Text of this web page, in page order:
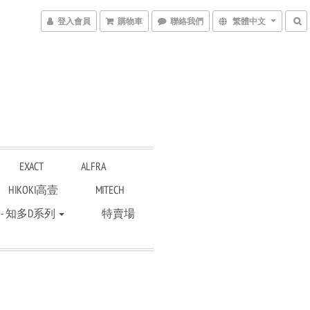
登入會員 購物車 聯絡我們 繁體中文
EXACT
ALFRA
HIKOKI高壹
MITECH
知多D系列
特賣場